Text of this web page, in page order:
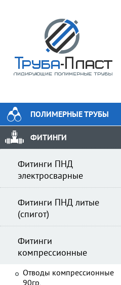
ПОЛИМЕРНЫЕ ТРУБЫ
ФИТИНГИ
Фитинги ПНД
электросварные
Фитинги ПНД литые
(спигот)
Фитинги
компрессионные
Отводы компрессионные